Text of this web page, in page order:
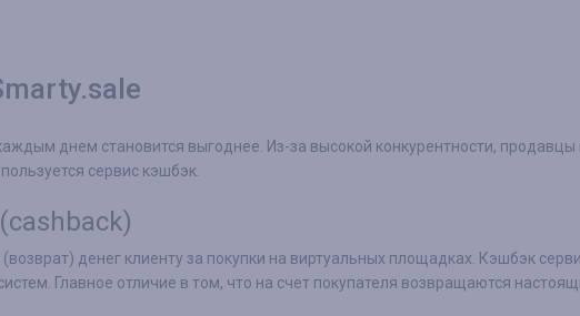
днем становится выгоднее. Из-за высокой конкурентности,
сервис кэшбэк.
денег клиенту за покупки на виртуальных площадках. Кэшбэк
Главное отличие в том, что на счет покупателя возвращаются